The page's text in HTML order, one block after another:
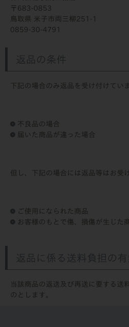
683-0853
鳥取県 米子市両三柳251-1
0859-30-4791
返品の条件
下記の場合のみ返品を受け付けてい
不良品の場合
届いた商品が違った場合
但し、下記の場合には返品等はお受
ご使用になられた商品
お客様のもとで傷、損傷が生じた
返品に係る送料負担の有
当該商品の返送及び再送に要する送
のとします。